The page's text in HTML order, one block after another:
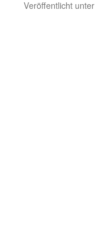
Veröffentlicht unter